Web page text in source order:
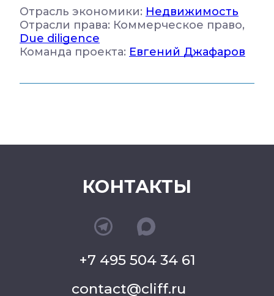
Отрасль экономики: Недвижимость
Отрасли права: Коммерческое право,
Due diligence
Команда проекта: Евгений Джафаров
КОНТАКТЫ
+7 495 504 34 61
contact@cliff.ru